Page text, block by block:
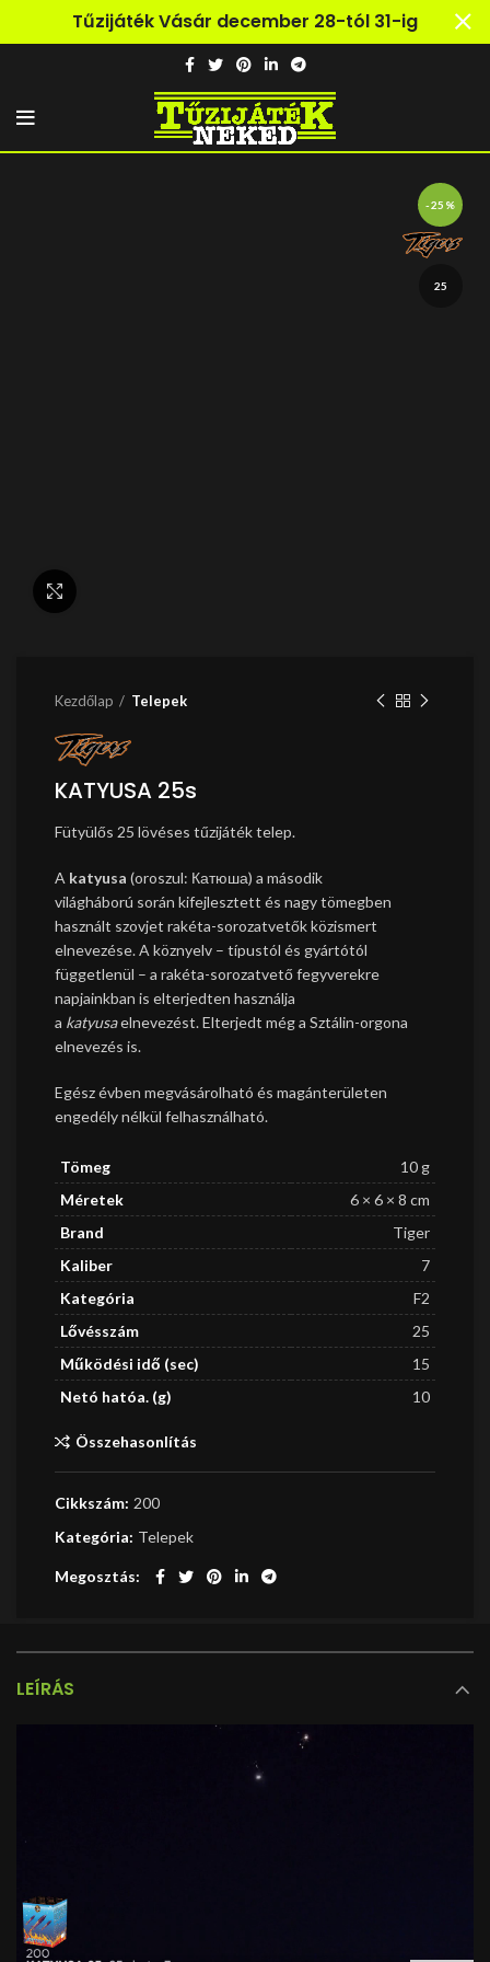
-25%
25
Kezdőlap Telepek
KATYUSA 25s
Fütyülős 25 lövéses tűzijáték telep.
A katyusa (oroszul: Катюша) a második
világháború során kifejlesztett és nagy tömegben
használt szovjet rakéta-sorozatvetők közismert
elnevezése. A köznyelv – típustól és gyártótól
függetlenül – a rakéta-sorozatvető fegyverekre
napjainkban is elterjedten használja
a katyusaelnevezést. Elterjedt még a Sztálin-orgona
elnevezés is.
Egész évben megvásárolható és magánterületen
engedély nélkül felhasználható.
Tömeg
10 g
Méretek
6 × 6 × 8 cm
Brand
Tiger
Kaliber
7
Kategória
F2
Lővésszám
25
Működési idő (sec)
15
Netó hatóa. (g)
10
Összehasonlítás
Cikkszám: 200
Kategória: Telepek
Megosztás
LEÍRÁS
Tűzijáték Vásár december 28-tól 31-ig